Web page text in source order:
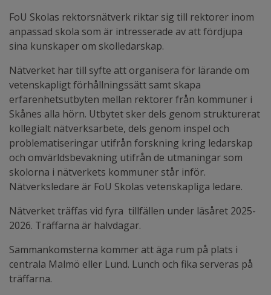
FoU Skolas rektorsnätverk riktar sig till rektorer inom
anpassad skola som är intresserade av att fördjupa
sina kunskaper om skolledarskap.
Nätverket har till syfte att organisera för lärande om
vetenskapligt förhållningssätt samt skapa
erfarenhetsutbyten mellan rektorer från kommuner i
Skånes alla hörn. Utbytet sker dels genom strukturerat
kollegialt nätverksarbete, dels genom inspel och
problematiseringar utifrån forskning kring ledarskap
och omvärldsbevakning utifrån de utmaningar som
skolorna i nätverkets kommuner står inför.
Nätverksledare är FoU Skolas vetenskapliga ledare.
Nätverket träffas vid fyra tillfällen under läsåret 2025-
2026. Träffarna är halvdagar.
Sammankomsterna kommer att äga rum på plats i
centrala Malmö eller Lund. Lunch och fika serveras på
träffarna.